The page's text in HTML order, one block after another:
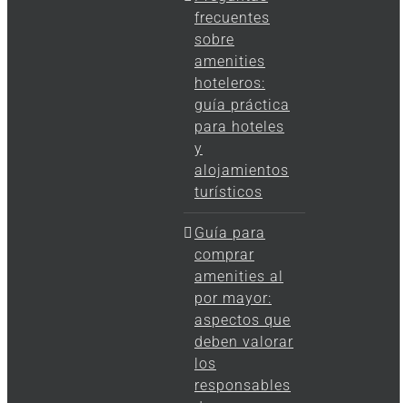
frecuentes
sobre
amenities
hoteleros:
guía práctica
para hoteles
y
alojamientos
turísticos
Guía para
comprar
amenities al
por mayor:
aspectos que
deben valorar
los
responsables